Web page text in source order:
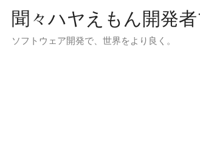
聞々ハヤえもん開発
ソフトウェア開発で、世界をより良く。